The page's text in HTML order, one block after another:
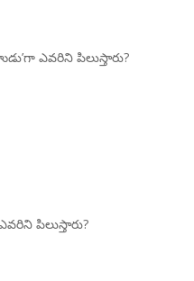
ఎవరిని పిలుస్తారు?
పిలుస్తారు?